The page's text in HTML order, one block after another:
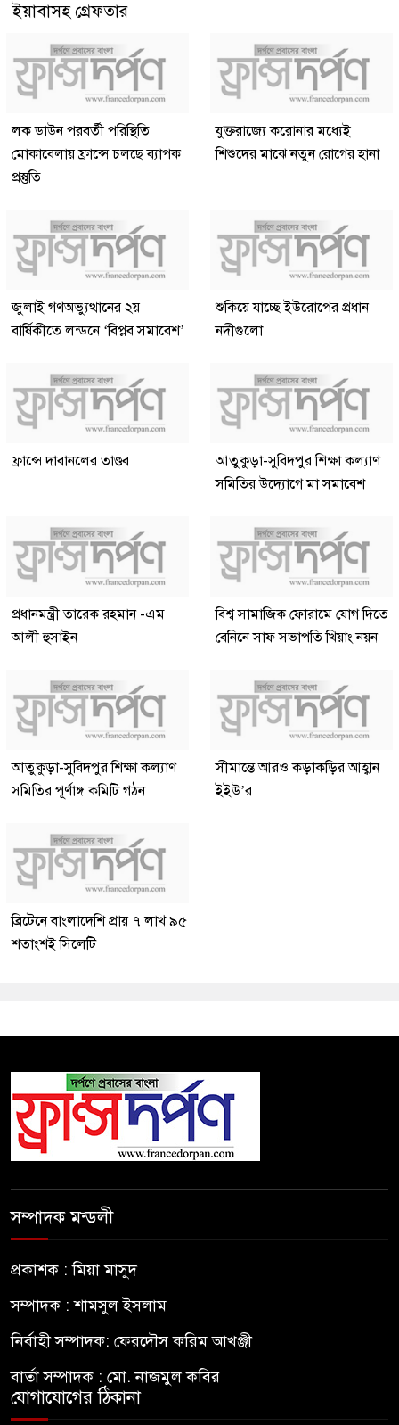
ইয়াবাসহ গ্রেফতার
লক ডাউন পরবর্তী পরিস্থিতি
মোকাবেলায় ফ্রান্সে চলছে ব্যাপক
প্রস্তুতি
যুক্তরাজ্যে করোনার মধ্যেই
শিশুদের মাঝে নতুন রোগের হানা
জুলাই গণঅভ্যুত্থানের ২য়
বার্ষিকীতে লন্ডনে ‘বিপ্লব সমাবেশ’
শুকিয়ে যাচ্ছে ইউরোপের প্রধান
নদীগুলো
ফ্রান্সে দাবানলের তাণ্ডব
আতুকুড়া-সুবিদপুর শিক্ষা কল্যাণ
সমিতির উদ্যোগে মা সমাবেশ
প্রধানমন্ত্রী তারেক রহমান -এম
আলী হুসাইন
বিশ্ব সামাজিক ফোরামে যোগ দিতে
বেনিনে সাফ সভাপতি খিয়াং নয়ন
আতুকুড়া-সুবিদপুর শিক্ষা কল্যাণ
সমিতির পূর্ণাঙ্গ কমিটি গঠন
সীমান্তে আরও কড়াকড়ির আহ্বান
ইইউ’র
ব্রিটেনে বাংলাদেশি প্রায় ৭ লাখ ৯৫
শতাংশই সিলেটি
সম্পাদক মন্ডলী
প্রকাশক : মিয়া মাসুদ
সম্পাদক : শামসুল ইসলাম
নির্বাহী সম্পাদক: ফেরদৌস করিম আখঞ্জী
বার্তা সম্পাদক : মো. নাজমুল কবির
যোগাযোগের ঠিকানা